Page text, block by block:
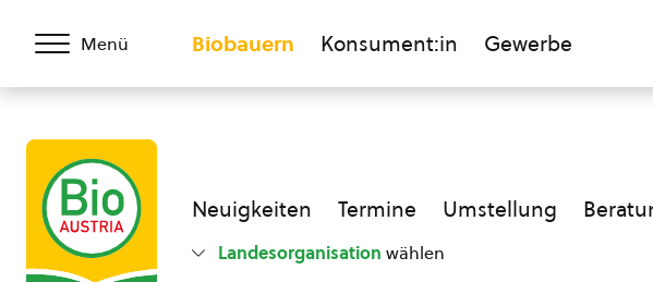
Menü Biobauern Konsument:in Gewerbe
Neuigkeiten Termine Umstellung
Landesorganisation wählen